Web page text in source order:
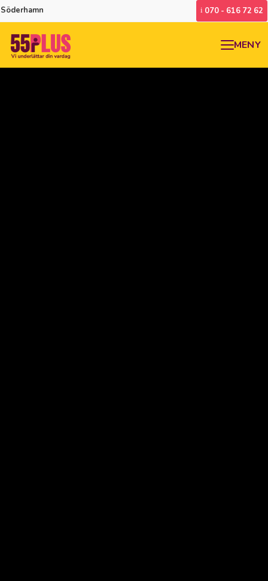
Söderhamn 070 - 616 72 62
MENY